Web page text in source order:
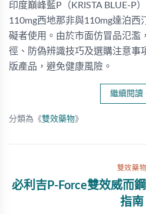
印度巔峰藍P（KRISTA BLUE-P
110mg西地那非與110mg達泊西
礙者使用。由於市面仿冒品氾濫
徑、防偽辨識技巧及選購注意事
版產品，避免健康風險。
繼續閱讀
分類為《雙效藥物》
雙效藥物
必利吉P-Force雙效威而
指南